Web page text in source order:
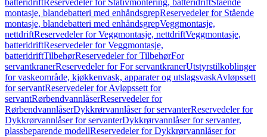
batteridriftReservedeler for Stativmontering, batteridriftStående
montasje, blandebatteri med enhåndsgrepReservedeler for Stående
montasje, blandebatteri med enhåndsgrepVeggmontasje,
nettdriftReservedeler for Veggmontasje, nettdriftVeggmontasje,
batteridriftReservedeler for Veggmontasje,
batteridriftTilbehørReservedeler for TilbehørFor
servantkranerReservedeler for For servantkranerUtstyrstilkoblinger
for vaskeområde, kjøkkenvask, apparater og utslagsvaskAvløpssett
for servantReservedeler for Avløpssett for
servantRørbendvannlåserReservedeler for
RørbendvannlåserDykkrørvannlåser for servanterReservedeler for
Dykkrørvannlåser for servanterDykkrørvannlåser for servanter,
plassbeparende modellReservedeler for Dykkrørvannlåser for